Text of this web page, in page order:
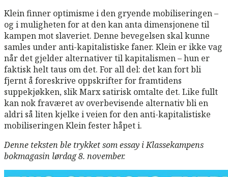
Klein finner optimisme i den gryende mobiliseringen –
og i muligheten for at den kan anta dimensjonene til
kampen mot slaveriet. Denne bevegelsen skal kunne
samles under anti-kapitalistiske faner. Klein er ikke vag
når det gjelder alternativer til kapitalismen – hun er
faktisk helt taus om det. For all del: det kan fort bli
fjernt å foreskrive oppskrifter for framtidens
suppekjøkken, slik Marx satirisk omtalte det. Like fullt
kan nok fraværet av overbevisende alternativ bli en
aldri så liten kjelke i veien for den anti-kapitalistiske
mobiliseringen Klein fester håpet i.
Denne teksten ble trykket som essay i Klassekampens
bokmagasin lørdag 8. november.